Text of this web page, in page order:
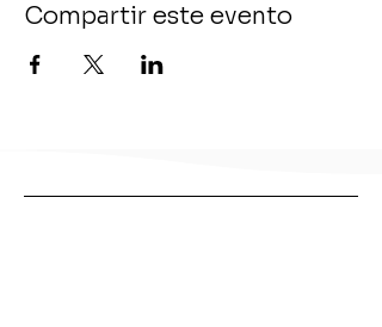
Compartir este evento